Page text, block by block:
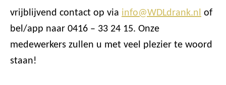
vrijblijvend contact op via info@WDLdrank.nl of
bel/app naar 0416 – 33 24 15. Onze
medewerkers zullen u met veel plezier te woord
staan!